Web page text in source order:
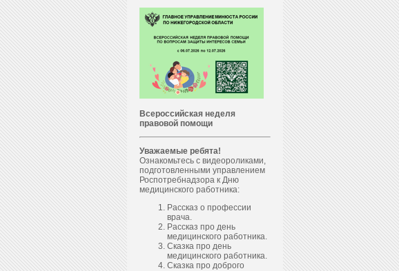
Всероссийская неделя
правовой помощи
Уважаемые ребята!
Ознакомьтесь с видеороликами,
подготовленными управлением
Роспотребнадзора к Дню
медицинского работника:
Рассказ о профессии
врача.
Рассказ про день
медицинского работника.
Сказка про день
медицинского работника.
Сказка про доброго